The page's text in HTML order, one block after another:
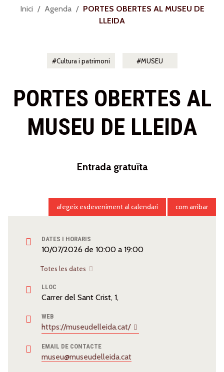
Sou
Inici Agenda
PORTES OBERTES AL MUSEU DE
LLEIDA
Cultura i patrimoni MUSEU
PORTES OBERTES AL
MUSEU DE LLEIDA
Entrada gratuïta
DATES I HORARIS
10/07/2026 de 10:00 a 19:00
Totes les dates
LLOC
Carrer del Sant Crist, 1,
WEB
https://museudelleida.cat/
EMAIL DE CONTACTE
museu@museudelleida.cat
afegeix esdeveniment al calendari com arribar